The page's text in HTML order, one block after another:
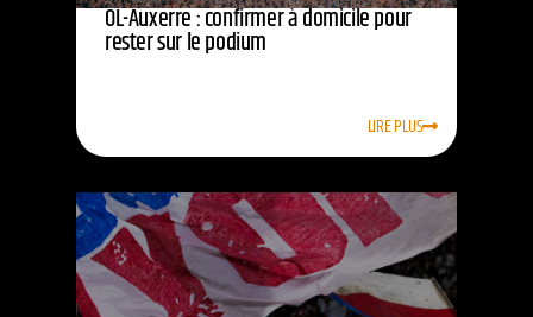
OL-Auxerre : confirmer à domicile pour
rester sur le podium
LIRE PLUS